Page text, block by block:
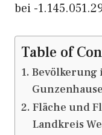
bei -
Table of
Bevölkerung
Fläche und
Landkreis